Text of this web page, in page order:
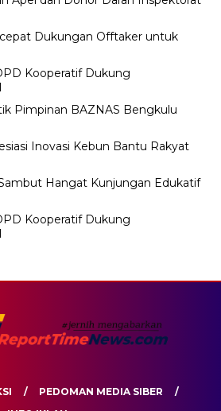
Dukungan Offtaker untuk
Kooperatif Dukung
Pimpinan BAZNAS Bengkulu
Inovasi Kebun Bantu Rakyat
Hangat Kunjungan Edukatif
Kooperatif Dukung
PEDOMAN MEDIA SIBER